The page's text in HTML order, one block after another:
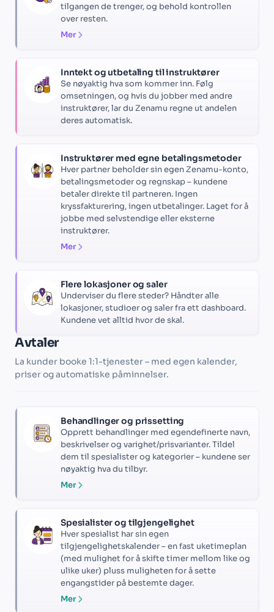
tilgangen de trenger, og behold kontrollen
over resten.
Mer
Inntekt og utbetaling til instruktører
Se nøyaktig hva som kommer inn. Følg
omsetningen, og hvis du jobber med andre
instruktører, lar du Zenamu regne ut andelen
deres automatisk.
Instruktører med egne betalingsmetoder
Hver partner beholder sin egen Zenamu-konto,
betalingsmetoder og regnskap – kundene
betaler direkte til partneren. Ingen
kryssfakturering, ingen utbetalinger. Laget for å
jobbe med selvstendige eller eksterne
instruktører.
Mer
Flere lokasjoner og saler
Underviser du flere steder? Håndter alle
lokasjoner, studioer og saler fra ett dashboard.
Kundene vet alltid hvor de skal.
Avtaler
La kunder booke 1:1-tjenester – med egen kalender,
priser og automatiske påminnelser.
Behandlinger og prissetting
Opprett behandlinger med egendefinerte navn,
beskrivelser og varighet/prisvarianter. Tildel
dem til spesialister og kategorier – kundene ser
nøyaktig hva du tilbyr.
Mer
Spesialister og tilgjengelighet
Hver spesialist har sin egen
tilgjengelighetskalender – en fast uketimeplan
(med mulighet for å skifte timer mellom like og
ulike uker) pluss muligheten for å sette
engangstider på bestemte dager.
Mer